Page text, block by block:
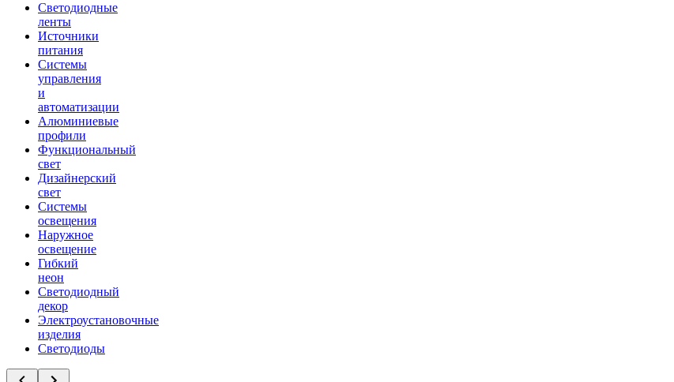
Светодиодные
ленты
Источники
питания
Системы
управления
и
автоматизации
Алюминиевые
профили
Функциональный
свет
Дизайнерский
свет
Системы
освещения
Наружное
освещение
Гибкий
неон
Светодиодный
декор
Электроустановочные
изделия
Светодиоды